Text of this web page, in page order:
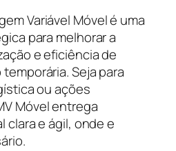
Variável Móvel é uma
para melhorar a
e eficiência de
Seja para
ou ações
Móvel entrega
clara e ágil, onde e